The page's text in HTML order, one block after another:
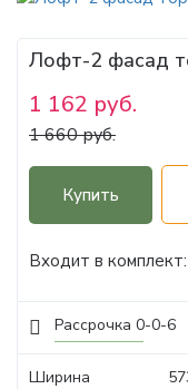
Рассрочка 0-0-6
Лофт-2 фасад
1 162 руб.
1 660 руб.
Купить
Входит в комплект:
Ширина